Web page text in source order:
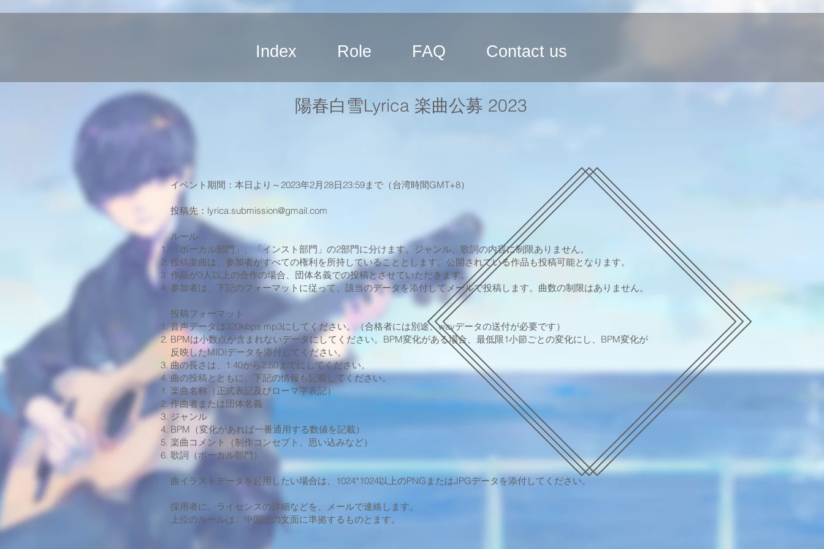
Index Role FAQ Contact us
陽春白雪Lyrica 楽曲公募 2023
イベント期間：本日より～2023年2月28日23:59まで（台湾時間GMT+8）
投稿先： lyrica.submission@gmail.com
ルール
「ボーカル部門」、「インスト部門」の2部門に分けます。ジャンル、歌詞の内容に制限ありません。
投稿楽曲は、参加者がすべての権利を所持していることとします。公開されている作品も投稿可能となります。
作品が3人以上の合作の場合、団体名義での投稿とさせていただきます。
参加者は、下記のフォーマットに従って、該当のデータを添付してメールで投稿します。曲数の制限はありません。
投稿フォーマット
音声データは320kbps mp3にしてください。（合格者には別途、wavデータの送付が必要です）
BPMは小数点が含まれないデータにしてください。BPM変化がある場合、最低限1小節ごとの変化にし、BPM変化が
反映したMIDIデータを添付してください。
曲の長さは、1:40から2:50までにしてください。
曲の投稿とともに、下記の情報も記載してください。
​楽曲名称（正式表記及びローマ字表記）
作曲者または団体名義
ジャンル
BPM（変化があれば一番通用する数値を記載）
楽曲コメント（制作コンセプト、思い込みなど）
歌詞（ボーカル部門）
曲イラストデータを起用したい場合は、1024*1024以上のPNGまたはJPGデータを添付してください。
採用者に、ライセンスの詳細などを、メールで連絡します。
上位のルールは、中国語の文面に準拠するものとます。